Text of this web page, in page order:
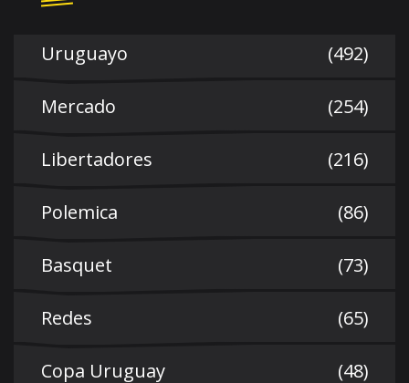
Uruguayo (492)
Mercado (254)
Libertadores (216)
Polemica (86)
Basquet (73)
Redes (65)
Copa Uruguay (48)